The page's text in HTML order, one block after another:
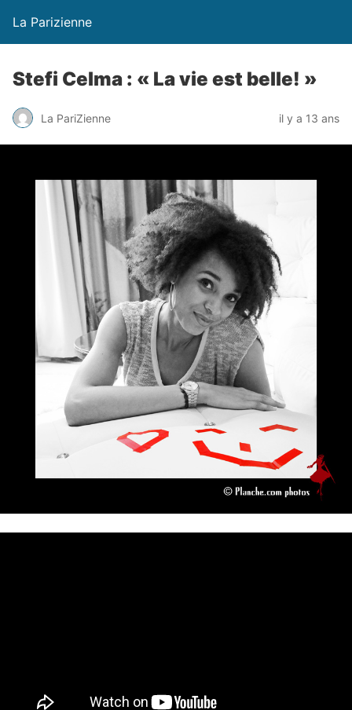
La Parizienne
Stefi Celma : « La vie est belle! »
La PariZienne il y a 13 ans